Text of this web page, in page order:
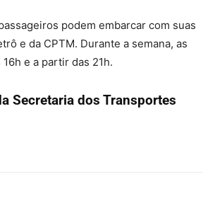
podem embarcar com suas
e da CPTM. Durante a semana, as
e a partir das 21h.​
Secretaria dos Transportes